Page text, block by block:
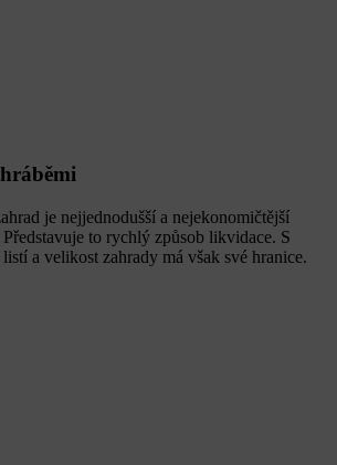
je nejjednodušší a nejekonomičtější
to rychlý způsob likvidace. S
a velikost zahrady má však své hranice.